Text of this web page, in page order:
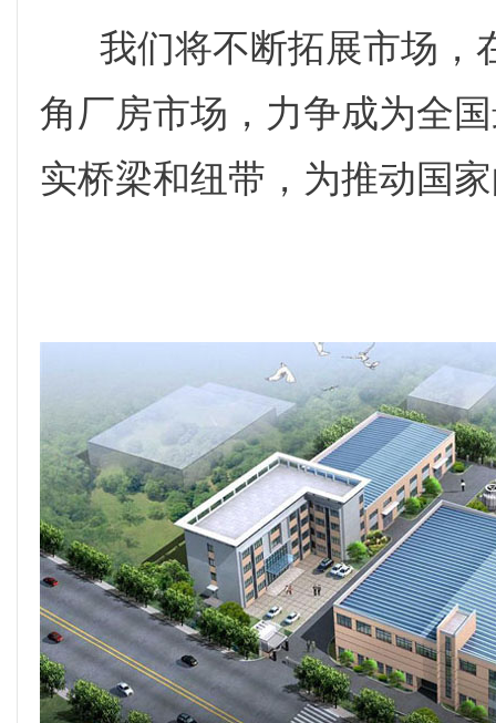
我们将不断拓展市场，
角厂房市场，力争成为全
实桥梁和纽带，为推动国